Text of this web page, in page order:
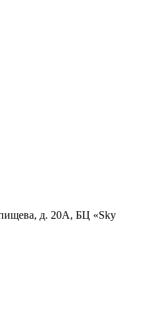
д. 20А, БЦ «Sky